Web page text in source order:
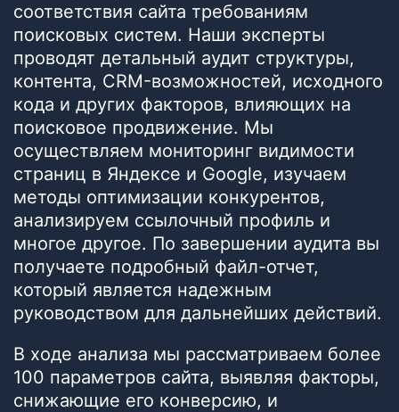
соответствия сайта требованиям
поисковых систем. Наши эксперты
проводят детальный аудит структуры,
контента, CRM-возможностей, исходного
кода и других факторов, влияющих на
поисковое продвижение. Мы
осуществляем мониторинг видимости
страниц в Яндексе и Google, изучаем
методы оптимизации конкурентов,
анализируем ссылочный профиль и
многое другое. По завершении аудита вы
получаете подробный файл-отчет,
который является надежным
руководством для дальнейших действий.
В ходе анализа мы рассматриваем более
100 параметров сайта, выявляя факторы,
снижающие его конверсию, и